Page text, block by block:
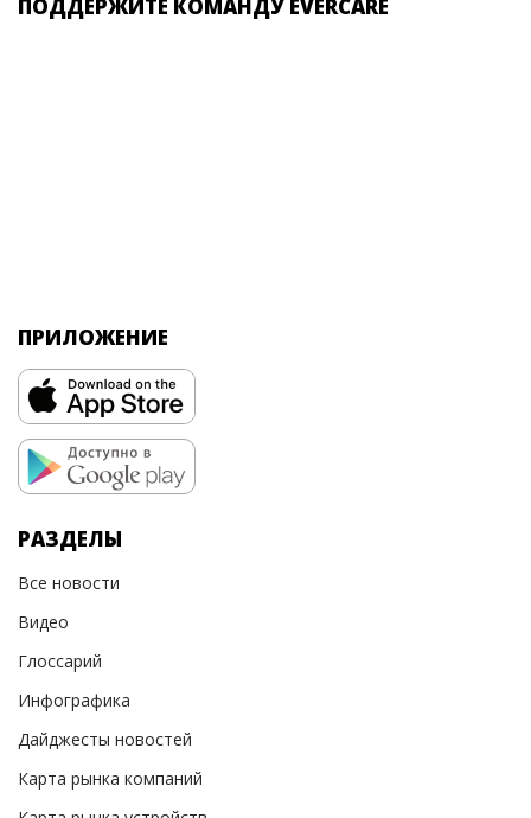
ПОДДЕРЖИТЕ КОМАНДУ EVERCARE
ПРИЛОЖЕНИЕ
РАЗДЕЛЫ
Все новости
Видео
Глоссарий
Инфографика
Дайджесты новостей
Карта рынка компаний